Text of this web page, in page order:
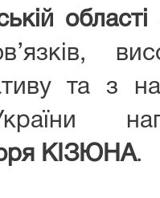
області
та з
КІЗЮНА.